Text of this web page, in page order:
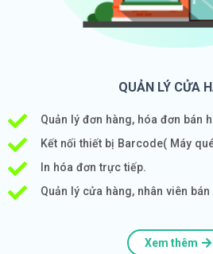
QUẢN LÝ CỬA
Quản lý đơn hàng, hóa đơn bán
Kết nối thiết bị Barcode( Máy
In hóa đơn trực tiếp.
Quản lý cửa hàng, nhân viên bán
Xem thêm